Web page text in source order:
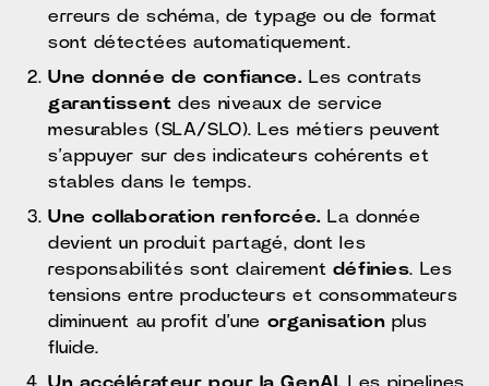
erreurs de schéma, de typage ou de format
sont détectées automatiquement.
Une donnée de confiance. Les contrats
garantissent des niveaux de service
mesurables (SLA/SLO). Les métiers peuvent
s’appuyer sur des indicateurs cohérents et
stables dans le temps.
Une collaboration renforcée. La donnée
devient un produit partagé, dont les
responsabilités sont clairement définies. Les
tensions entre producteurs et consommateurs
diminuent au profit d’une organisation plus
fluide.